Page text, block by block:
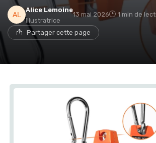
Alice Lemoine
Illustratrice
13 mai 2026 1 min de
Partager cette page